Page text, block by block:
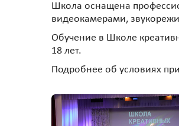
Школа оснащена
видеокамерами,
Обучение в Школе
18 лет.
Подробнее об условиях